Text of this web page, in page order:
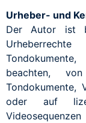
Urheber- und
Der Autor ist
beachten,
Tondokumente,
oder auf